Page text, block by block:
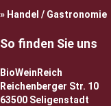
Handel / Gastronomie
So finden Sie uns
BioWeinReich
Reichenberger Str. 10
63500 Seligenstadt